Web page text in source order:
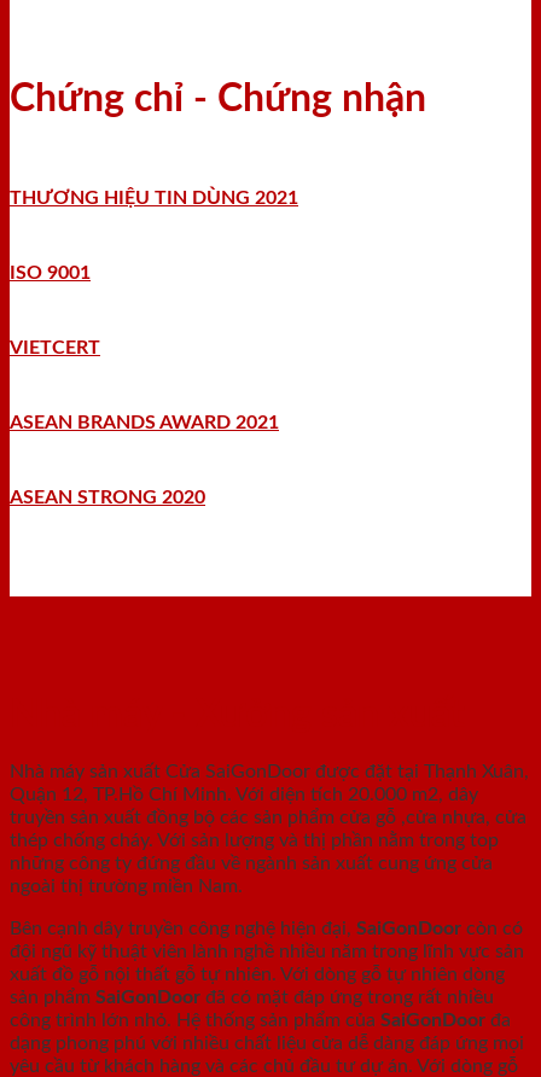
Chứng chỉ - Chứng nhận
THƯƠNG HIỆU TIN DÙNG 2021
ISO 9001
VIETCERT
ASEAN BRANDS AWARD 2021
ASEAN STRONG 2020
Nhà máy sản xuất Cửa SaiGonDoor được đặt tại Thạnh Xuân,
Quận 12, TP.Hồ Chí Minh. Với diện tích 20.000 m2, dây
truyền sản xuất đồng bộ các sản phẩm cửa gỗ ,cửa nhựa, cửa
thép chống cháy. Với sản lượng và thị phần nằm trong top
những công ty đứng đầu về ngành sản xuất cung ứng cửa
ngoài thị trường miền Nam.
Bên cạnh dây truyền công nghệ hiện đại, SaiGonDoor còn có
đội ngũ kỹ thuật viên lành nghề nhiều năm trong lĩnh vực sản
xuất đồ gỗ nội thất gỗ tự nhiên. Với dòng gỗ tự nhiên dòng
sản phẩm SaiGonDoor đã có mặt đáp ứng trong rất nhiều
công trình lớn nhỏ. Hệ thống sản phẩm của SaiGonDoor đa
dạng phong phú với nhiều chất liệu cửa dễ dàng đáp ứng mọi
yêu cầu từ khách hàng và các chủ đầu tư dự án. Với dòng gỗ